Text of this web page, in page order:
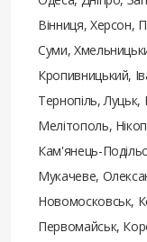
Вінниця, Херсон,
Суми,
Кропивницький,
Тернопіль,
Мелітополь,
Кам'янець-
Мукачеве,
Новомосковськ,
Первомайськ,